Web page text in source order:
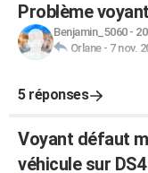
Problème
Benjamin_5060-
Orlane- 7 nov.
5 réponses
Voyant défaut
véhicule sur DS4